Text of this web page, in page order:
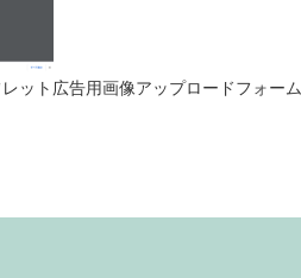
レット広告用画像アップロードフォーム